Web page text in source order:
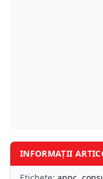
INFORMAȚII